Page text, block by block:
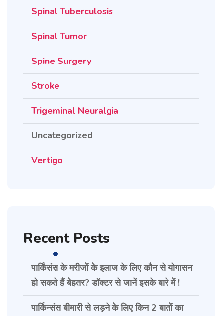
Spinal Tuberculosis
Spinal Tumor
Spine Surgery
Stroke
Trigeminal Neuralgia
Uncategorized
Vertigo
Recent Posts
पार्किंसंस के मरीजों के इलाज के लिए कौन से योगासन
हो सकते हैं बेहतर? डॉक्टर से जानें इसके बारे में !
पार्किन्संस बीमारी से लड़ने के लिए किन 2 बातों का